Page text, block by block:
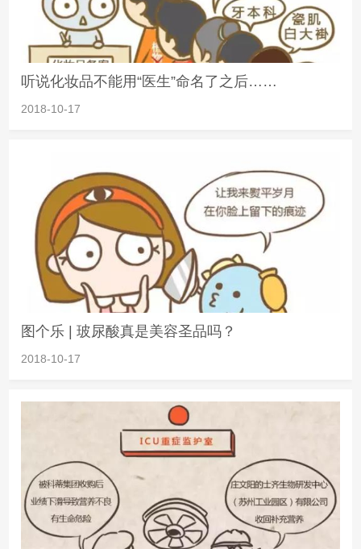
听说化妆品不能用“医生”命名了之后……
2018-10-17
图个乐 | 玻尿酸真是美容圣品吗？
2018-10-17